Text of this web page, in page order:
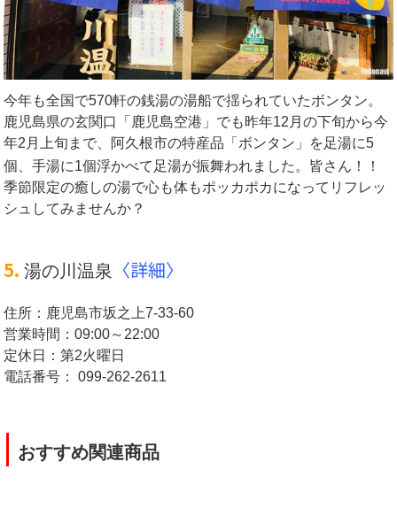
今年も全国で570軒の銭湯の湯船で揺られていたボンタン。
鹿児島県の玄関口「鹿児島空港」でも昨年12月の下旬から今
年2月上旬まで、阿久根市の特産品「ボンタン」を足湯に5
個、手湯に1個浮かべて足湯が振舞われました。 皆さん！！
季節限定の癒しの湯で心も体もポッカポカになってリフレッ
シュしてみませんか？
5.湯の川温泉 〈詳細〉
住所：鹿児島市坂之上7-33-60
営業時間：09:00～22:00
定休日：第2火曜日
電話番号： 099-262-2611
| おすすめ関連商品